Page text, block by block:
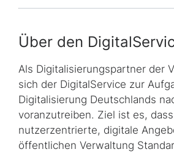
Über den
Als Digitalisierungspartner der
sich der DigitalService zur
Digitalisierung Deutschlands
voranzutreiben. Ziel ist es, dass
nutzerzentrierte, digitale
öffentlichen Verwaltung